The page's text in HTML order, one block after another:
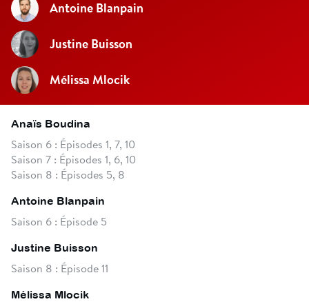
Antoine Blanpain
Justine Buisson
Mélissa Mlocik
Anaïs Boudina
Saison 6 : Épisodes 1, 7, 10
Saison 7 : Épisodes 1, 6, 10
Saison 8 : Épisodes 5, 8
Antoine Blanpain
Saison 6 : Épisode 5
Justine Buisson
Saison 8 : Épisode 11
Mélissa Mlocik